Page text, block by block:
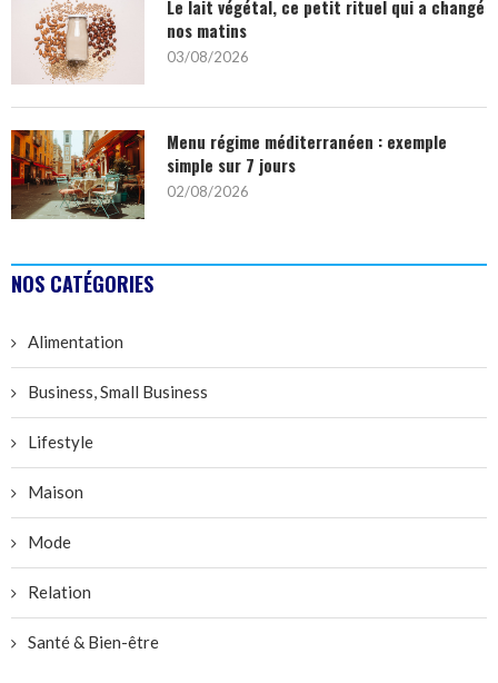
Le lait végétal, ce petit rituel qui a changé
nos matins
03/08/2026
Menu régime méditerranéen : exemple
simple sur 7 jours
02/08/2026
NOS CATÉGORIES
Alimentation
Business, Small Business
Lifestyle
Maison
Mode
Relation
Santé & Bien-être